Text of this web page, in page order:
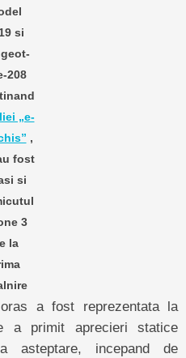
si
208
„e-
,
fost
si
3
la
a fost reprezentata la
a primit aprecieri statice
asteptare, incepand de